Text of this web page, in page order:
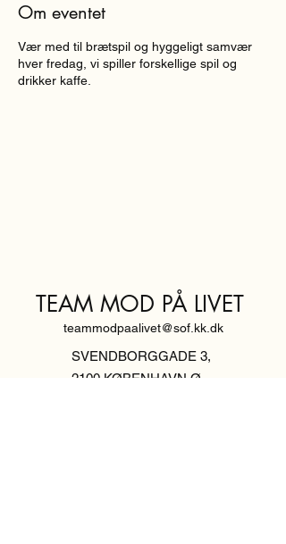
Om eventet
Vær med til brætspil og hyggeligt samvær
hver fredag, vi spiller forskellige spil og
drikker kaffe.
TEAM MOD PÅ LIVET
teammodpaalivet@sof.kk.dk
SVENDBORGGADE 3,
2100 KØBENHAVN Ø